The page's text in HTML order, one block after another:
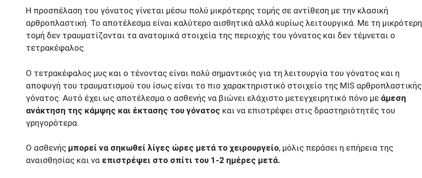
Η προσπέλαση του γόνατος γίνεται μέσω πολύ μικρότερης τομής σε αντίθεση με την κλασική
αρθροπλαστική. Το αποτέλεσμα είναι καλύτερο αισθητικά αλλά κυρίως λειτουργικά. Με τη μικρότερη
τομή δεν τραυματίζονται τα ανατομικά στοιχεία της περιοχής του γόνατος και δεν τέμνεται ο
τετρακέφαλος.
O τετρακέφαλος μυς και o τένοντας είναι πολύ σημαντικός για τη λειτουργία του γόνατος και η
αποφυγή του τραυματισμού του ίσως είναι το πιο χαρακτηριστικό στοιχείο της MIS αρθροπλαστικής
γόνατος. Αυτό έχει ως αποτέλεσμα ο ασθενής να βιώνει ελάχιστο μετεγχειρητικό πόνο με άμεση
ανάκτηση της κάμψης και έκτασης του γόνατος και να επιστρέφει στις δραστηριότητές του
γρηγορότερα.
Ο ασθενής μπορεί να σηκωθεί λίγες ώρες μετά το χειρουργείο, μόλις περάσει η επήρεια της
αναισθησίας και να επιστρέψει στο σπίτι του 1-2 ημέρες μετά.